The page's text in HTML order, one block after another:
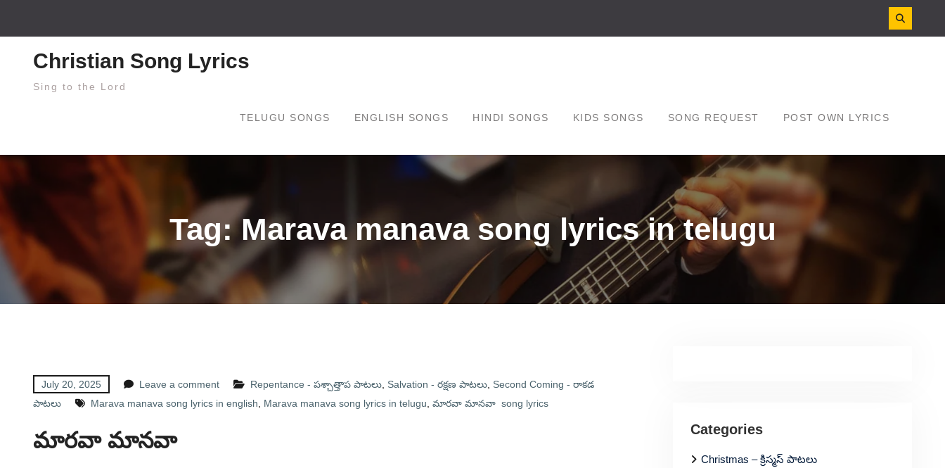
Christian Song Lyrics
Sing to the Lord
TELUGU SONGS ENGLISH SONGS HINDI SONGS KIDS SONGS SONG REQUEST POST OWN LYRICS
Tag: Marava manava song lyrics in telugu
July 20, 2025 Leave a comment Repentance - పశ్చాత్తాప పాటలు Salvation - రక్షణ పాటలు Second Coming - రాకడ
పాటలు
Marava manava song lyrics in english Marava manava song lyrics in telugu మారవా మానవా song lyrics
మారవా మానవా Categories
Christmas – క్రిస్మస్ పాటలు